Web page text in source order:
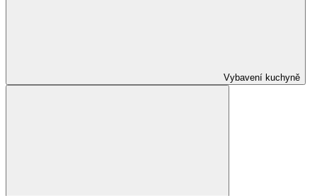
Vybavení kuchyně